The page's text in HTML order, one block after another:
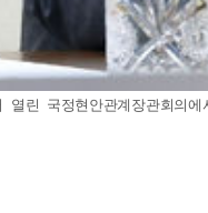
린 국정현안관계장관회의에